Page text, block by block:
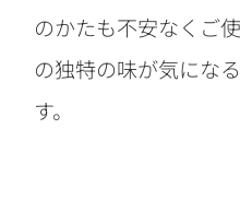
のかたも不安なくご
の独特の味が気にな
す。